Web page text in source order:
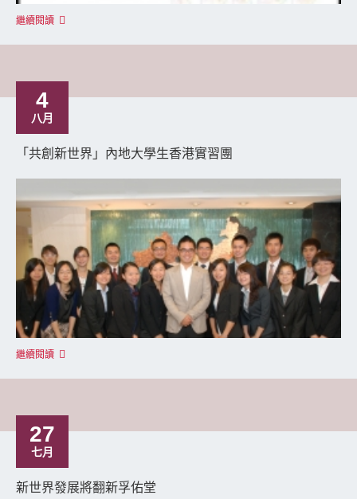
繼續閱讀
4
八月
「共創新世界」內地大學生香港實習團
繼續閱讀
27
七月
新世界發展將翻新孚佑堂